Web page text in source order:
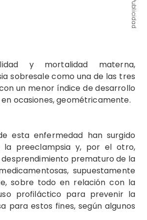
Publicidad
y mortalidad materna,
sobresale como una de las tres
un menor índice de desarrollo
ocasiones, geométricamente.
esta enfermedad han surgido
la preeclampsia y, por el otro,
desprendimiento prematuro de la
supuestamente
sobre todo en relación con la
profiláctico para prevenir la
para estos fines, según algunos